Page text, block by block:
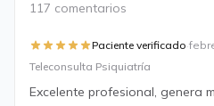
117 comentarios
Paciente verificado·
Teleconsulta Psiquiatría
Excelente profesional, genera